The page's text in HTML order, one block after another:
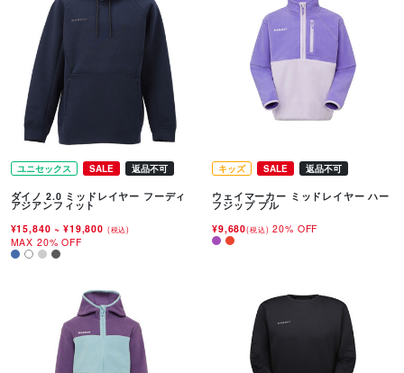
ユニセックス SALE 返品不可
ダイノ 2.0 ミッドレイヤー フーディ
アジアンフィット
¥15,840~ ¥19,800 (税込)
MAX 20% OFF
キッズ SALE 返品不可
ウェイマーカー ミッドレイヤー ハー
フジップ プル
¥9,680(税込) 20% OFF